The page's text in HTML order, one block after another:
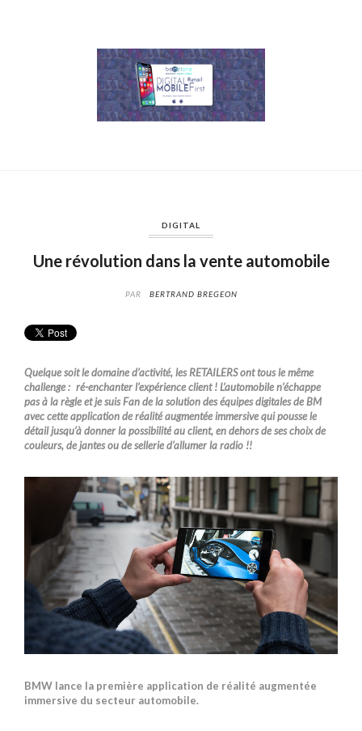
DIGITAL
Une révolution dans la vente automobile
PAR BERTRAND BREGEON
Quelque soit le domaine d’activité, les RETAILERS ont tous le même
challenge : ré-enchanter l’expérience client ! L’automobile n’échappe
pas à la règle et je suis Fan de la solution des équipes digitales de BM
avec cette application de réalité augmentée immersive qui pousse le
détail jusqu’à donner la possibilité au client, en dehors de ses choix de
couleurs, de jantes ou de sellerie d’allumer la radio !!
BMW lance la première application de réalité augmentée
immersive du secteur automobile.